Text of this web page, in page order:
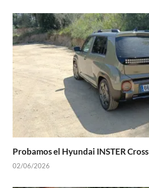
Probamos el Hyundai INSTER Cross
02/06/2026